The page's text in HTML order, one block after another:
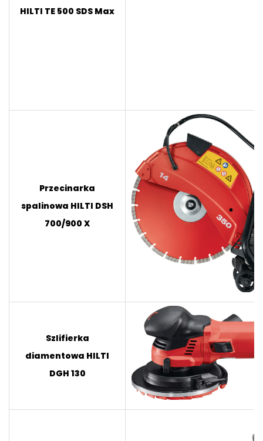
HILTI TE 500 SDS Max
Przecinarka
spalinowa HILTI DSH
700/900 X
Szlifierka
diamentowa HILTI
DGH 130